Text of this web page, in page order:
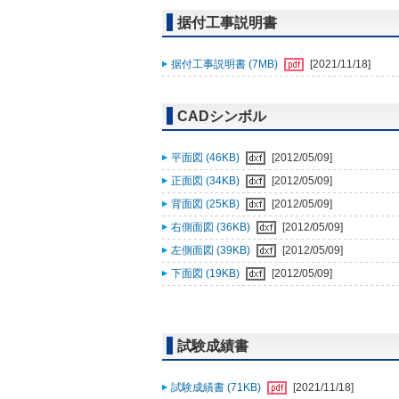
据付工事説明書
据付工事説明書 (7MB) [2021/11/18]
CADシンボル
平面図 (46KB)
[2012/05/09]
正面図 (34KB)
[2012/05/09]
背面図 (25KB)
[2012/05/09]
右側面図 (36KB)
[2012/05/09]
左側面図 (39KB)
[2012/05/09]
下面図 (19KB)
[2012/05/09]
試験成績書
試験成績書 (71KB) [2021/11/18]